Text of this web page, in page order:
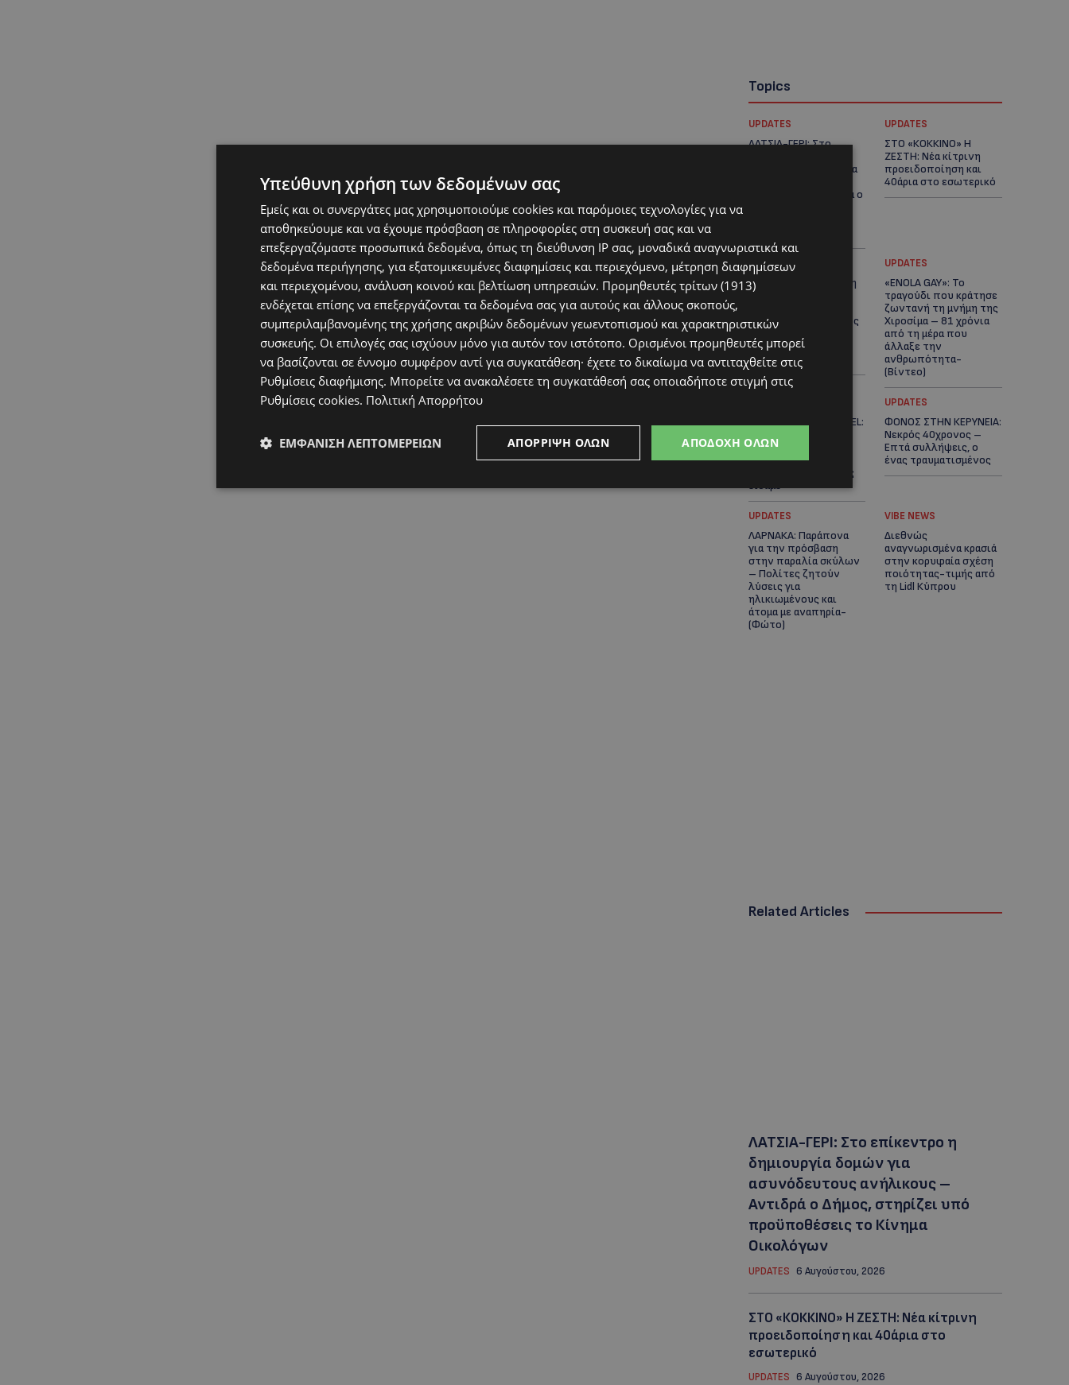
Topics
UPDATES
ΛΑΤΣΙΑ-ΓΕΡΙ: Στο
δημιουργία δομών για
ανήλικους – Αντιδρά ο
UPDATES
ΣΤΟ «ΚΟΚΚΙΝΟ» Η
ΖΕΣΤΗ: Νέα κίτρινη
προειδοποίηση και
40άρια στο εσωτερικό
UPDATES
ΛΕΜΕΣΟΣ: Μάχη για τη
ζωή του δίνει
βαριά τραυματισμένος
ηλεκτρικό του
ποδήλατο
UPDATES
«ENOLA GAY»: Το
τραγούδι που κράτησε
ζωντανή τη μνήμη της
Χιροσίμα – 81 χρόνια
από τη μέρα που
άλλαξε την
ανθρωπότητα-
(Bίντεο)
PERNERA BEACH HOTEL:
στα 50 χρόνια ενός
ιστορικού
ξενοδοχείου-Ποιους
είδαμε
UPDATES
ΦΟΝΟΣ ΣΤΗΝ ΚΕΡΥΝΕΙΑ:
Νεκρός 40χρονος –
Επτά συλλήψεις, ο
ένας τραυματισμένος
UPDATES
ΛΑΡΝΑΚΑ: Παράπονα
για την πρόσβαση
στην παραλία σκύλων
– Πολίτες ζητούν
λύσεις για
ηλικιωμένους και
άτομα με αναπηρία-
(Φώτο)
VIBE NEWS
Διεθνώς
αναγνωρισμένα κρασιά
στην κορυφαία σχέση
ποιότητας-τιμής από
τη Lidl Κύπρου
Related Articles
ΛΑΤΣΙΑ-ΓΕΡΙ: Στο επίκεντρο η
δημιουργία δομών για
ασυνόδευτους ανήλικους –
Αντιδρά ο Δήμος, στηρίζει υπό
προϋποθέσεις το Κίνημα
Οικολόγων
UPDATES 6 Αυγούστου, 2026
ΣΤΟ «ΚΟΚΚΙΝΟ» Η ΖΕΣΤΗ: Νέα κίτρινη
προειδοποίηση και 40άρια στο
εσωτερικό
UPDATES 6 Αυγούστου, 2026
Υπεύθυνη χρήση των δεδομένων σας
Εμείς και οι συνεργάτες μας χρησιμοποιούμε cookies και παρόμοιες τεχνολογίες για να
αποθηκεύουμε και να έχουμε πρόσβαση σε πληροφορίες στη συσκευή σας και να
επεξεργαζόμαστε προσωπικά δεδομένα, όπως τη διεύθυνση IP σας, μοναδικά αναγνωριστικά και
δεδομένα περιήγησης, για εξατομικευμένες διαφημίσεις και περιεχόμενο, μέτρηση διαφημίσεων
και περιεχομένου, ανάλυση κοινού και βελτίωση υπηρεσιών. Προμηθευτές τρίτων (1913)
ενδέχεται επίσης να επεξεργάζονται τα δεδομένα σας για αυτούς και άλλους σκοπούς,
συμπεριλαμβανομένης της χρήσης ακριβών δεδομένων γεωεντοπισμού και χαρακτηριστικών
συσκευής. Οι επιλογές σας ισχύουν μόνο για αυτόν τον ιστότοπο. Ορισμένοι προμηθευτές μπορεί
να βασίζονται σε έννομο συμφέρον αντί για συγκατάθεση· έχετε το δικαίωμα να αντιταχθείτε στις
Ρυθμίσεις διαφήμισης. Μπορείτε να ανακαλέσετε τη συγκατάθεσή σας οποιαδήποτε στιγμή στις
Ρυθμίσεις cookies. Πολιτική Απορρήτου
ΑΠΟΔΟΧΉ ΌΛΩΝ
ΑΠΌΡΡΙΨΗ ΌΛΩΝ
ΕΜΦΆΝΙΣΗ ΛΕΠΤΟΜΕΡΕΙΏΝ